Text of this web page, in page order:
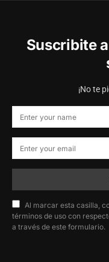
Suscribite
¡No te
Al marcar esta casilla,
términos de uso con
a través de este formulario.